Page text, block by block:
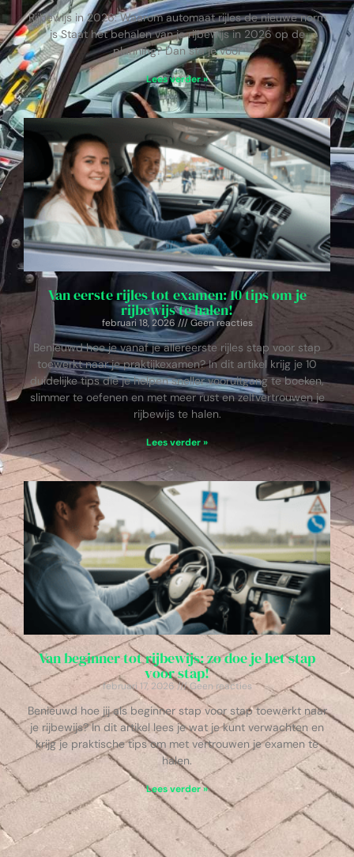
Rijbewijs in 2026: Waarom automaat rijles de nieuwe norm
is Staat het behalen van je rijbewijs in 2026 op de
planning? Dan sta je voor
Lees verder »
Van eerste rijles tot examen: 10 tips om je
rijbewijs te halen!
februari 18, 2026 Geen reacties
Benieuwd hoe je vanaf je allereerste rijles stap voor stap
toewerkt naar je praktijkexamen? In dit artikel krijg je 10
duidelijke tips die je helpen sneller vooruitgang te boeken,
slimmer te oefenen en met meer rust en zelfvertrouwen je
rijbewijs te halen.
Lees verder »
Van beginner tot rijbewijs: zo doe je het stap
voor stap!
februari 17, 2026 Geen reacties
Benieuwd hoe jij als beginner stap voor stap toewerkt naar
je rijbewijs? In dit artikel lees je wat je kunt verwachten en
krijg je praktische tips om met vertrouwen je examen te
halen.
Lees verder »